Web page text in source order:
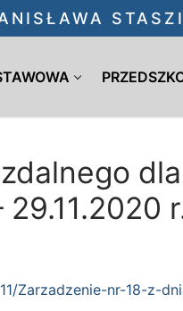
Zarzadzenie-nr-18-z-